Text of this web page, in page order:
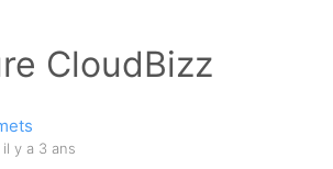
à jour automatique :
CloudBizz
il y a 3 ans